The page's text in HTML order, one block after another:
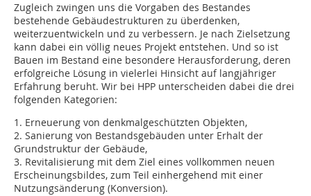
Zugleich zwingen uns die Vorgaben des Bestandes
bestehende Gebäudestrukturen zu überdenken,
weiterzuentwickeln und zu verbessern. Je nach Zielsetzung
kann dabei ein völlig neues Projekt entstehen. Und so ist
Bauen im Bestand eine besondere Herausforderung, deren
erfolgreiche Lösung in vielerlei Hinsicht auf langjähriger
Erfahrung beruht. Wir bei HPP unterscheiden dabei die drei
folgenden Kategorien:
1. Erneuerung von denkmalgeschützten Objekten,
2. Sanierung von Bestandsgebäuden unter Erhalt der
Grundstruktur der Gebäude,
3. Revitalisierung mit dem Ziel eines vollkommen neuen
Erscheinungsbildes, zum Teil einhergehend mit einer
Nutzungsänderung (Konversion).